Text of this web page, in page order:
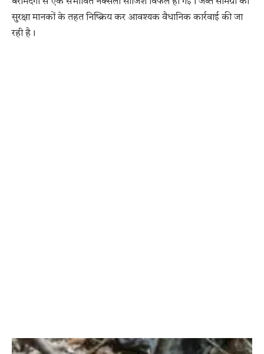
सुरक्षा मानकों के तहत निष्क्रिय कर आवश्यक वैधानिक कार्रवाई की जा
रही है।